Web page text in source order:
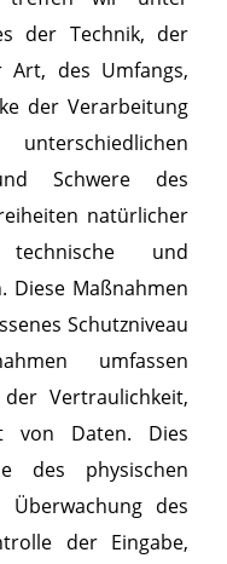
der Technik, der
Art, des Umfangs,
der Verarbeitung
Schwere des
natürlicher
technische und
Diese Maßnahmen
Schutzniveau
umfassen
Vertraulichkeit,
von Daten. Dies
des physischen
des
der Eingabe,